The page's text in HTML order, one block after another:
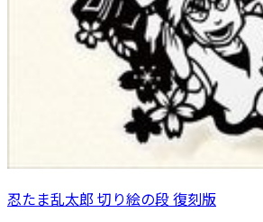
忍たま乱太郎 切り絵の段 復刻版